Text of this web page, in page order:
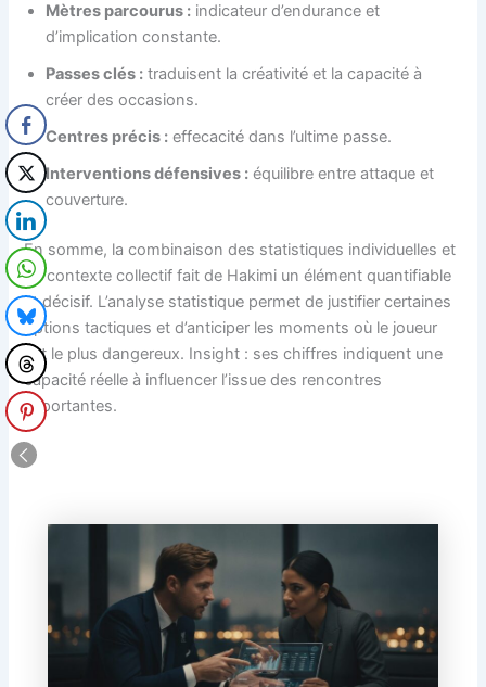
Mètres parcourus : indicateur d’endurance et
d’implication constante.
Passes clés : traduisent la créativité et la capacité à
créer des occasions.
Centres précis : effecacité dans l’ultime passe.
Interventions défensives : équilibre entre attaque et
couverture.
En somme, la combinaison des statistiques individuelles et
du contexte collectif fait de Hakimi un élément quantifiable
et décisif. L’analyse statistique permet de justifier certaines
options tactiques et d’anticiper les moments où le joueur
est le plus dangereux. Insight : ses chiffres indiquent une
capacité réelle à influencer l’issue des rencontres
importantes.